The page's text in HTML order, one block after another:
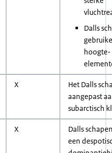
Dalls
hoogte-
X
Het Dalls
aangepast
subarctisch
X
Dalls
een